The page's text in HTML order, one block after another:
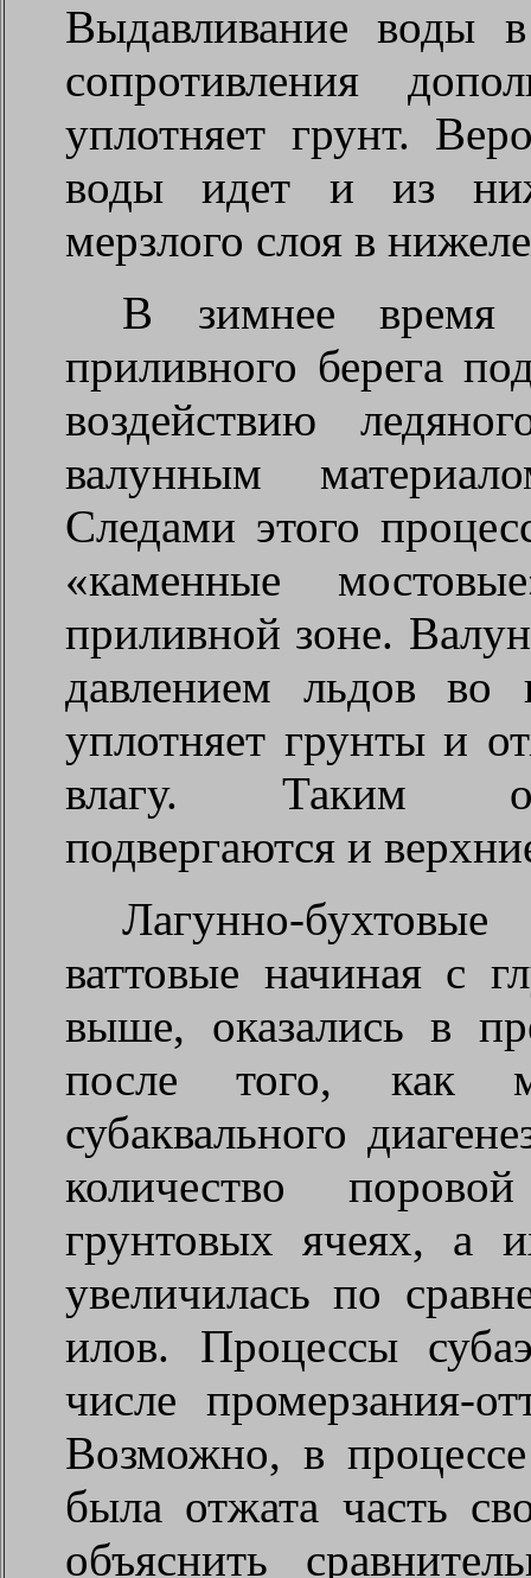
Выдавливание воды
сопротивления
уплотняет грунт.
воды идет и из
мерзлого слоя в
В зимнее время
приливного берега
воздействию
валунным
Следами этого
«каменные
приливной зоне.
давлением льдов во
уплотняет грунты и
влагу. Таким
подвергаются и
Лагунно-
ваттовые начиная с
выше, оказались в
после того, как
субаквального
количество
грунтовых ячеях, а
увеличилась по
илов. Процессы
числе промерзания-
Возможно, в
была отжата часть
объяснить